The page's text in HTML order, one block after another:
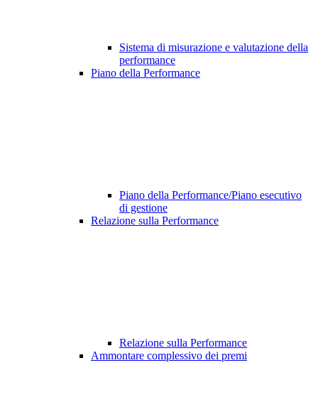
Sistema di misurazione e valutazione della
performance
Piano della Performance
Piano della Performance/Piano esecutivo
di gestione
Relazione sulla Performance
Relazione sulla Performance
Ammontare complessivo dei premi